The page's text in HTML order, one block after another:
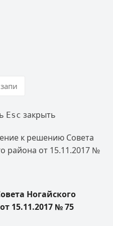
Esc закрыть
к решению Совета
района от 15.11.2017 №
Ногайского
15.11.2017 № 75